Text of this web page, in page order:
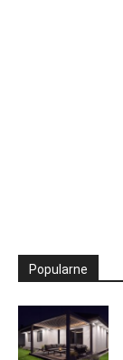
Popularne